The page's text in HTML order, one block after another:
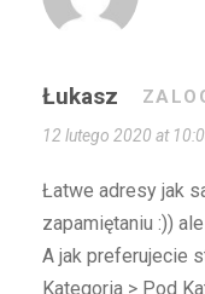
Łukasz
12 lutego 2020 at
Łatwe adresy jak
zapamiętaniu :))
A jak preferujecie
Kategoria > Pod